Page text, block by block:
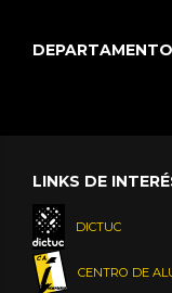
LINKS DE
DICTUC
CENTRO DE